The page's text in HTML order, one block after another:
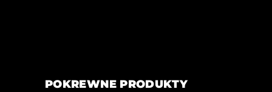
POKREWNE PRODUKTY